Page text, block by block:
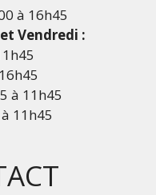
à 16h45
Vendredi :
à 11h45
11h45